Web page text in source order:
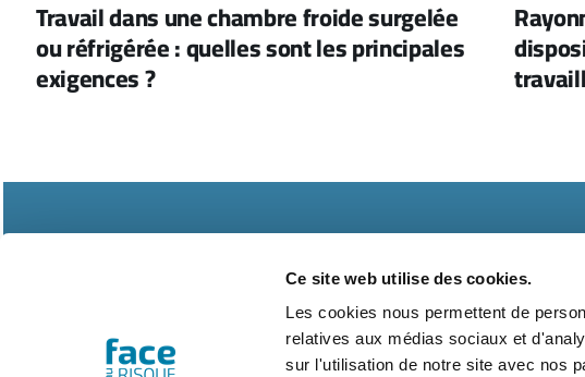
Ce site web utilise des cookies.
Les cookies nous permettent de
relatives aux médias sociaux et
sur l'utilisation de notre site avec nos
Travail dans une chambre froide surgelée
ou réfrigérée : quelles sont les principales
exigences ?
Abonnements Contact Kit média